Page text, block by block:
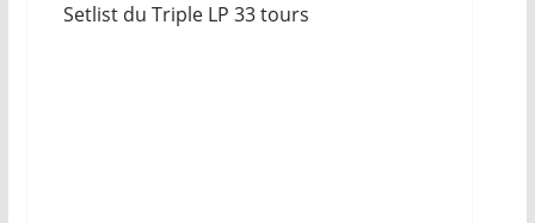
Setlist du Triple LP 33 tours